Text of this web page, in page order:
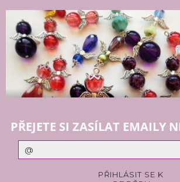
PŘEJETE SI ZASÍLAT EMAILY